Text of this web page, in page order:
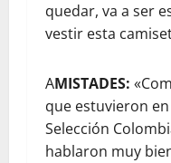
quedar, va a ser
vestir esta
AMISTADES:
que estuvieron
Selección
hablaron muy